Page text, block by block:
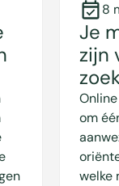
8
Je
zijn
om
welke